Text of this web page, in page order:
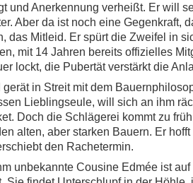
und Anerkennung verheißt. Er will
Aber da ist noch eine Gegenkraft,
das Mitleid. Er spürt die Zweifel in
mit 14 Jahren bereits offizielles
lockt, die Pubertät verstärkt die
gerät in Streit mit dem
Lieblingseule, will sich an ihm
Doch die Schlägerei kommt zu
alten, aber starken Bauern. Er
den Rachetermin.
unbekannte Cousine Edmée ist